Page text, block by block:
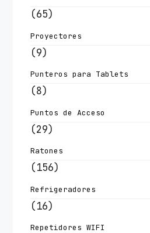
(65)
Proyectores
(9)
Punteros para Tablets
(8)
Puntos de Acceso
(29)
Ratones
(156)
Refrigeradores
(16)
Repetidores WIFI